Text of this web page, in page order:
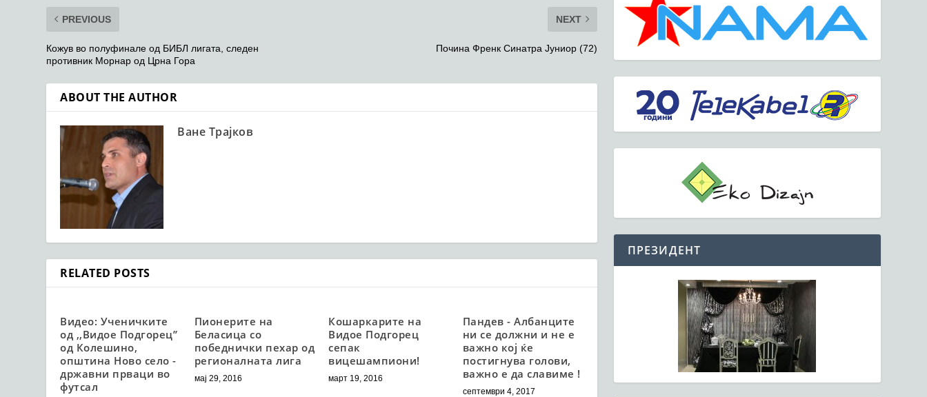
PREVIOUS
Кожув во полуфинале од БИБЛ лигата, следен
противник Морнар од Црна Гора
NEXT
Почина Френк Синатра Јуниор (72)
ABOUT THE AUTHOR
Ване Трајков
RELATED POSTS
Видео: Ученичките
од ,,Видое Подгорец’’
од Колешино,
општина Ново село -
државни прваци во
футсал
Пионерите на
Беласица со
победнички пехар од
регионалната лига
мај 29, 2016
Кошаркарите на
Видое Подгорец
сепак
вицешампиони!
март 19, 2016
Пандев - Албанците
ни се должни и не е
важно кој ќе
постигнува голови,
важно е да славиме !
септември 4, 2017
ПРЕЗИДЕНТ